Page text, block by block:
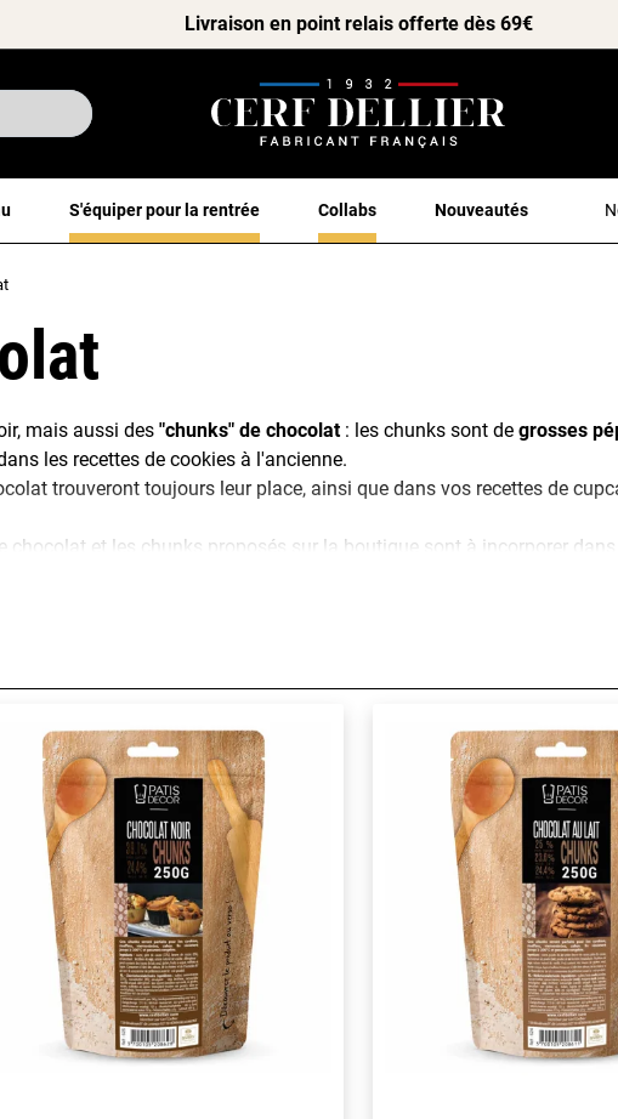
Livraison en point relais offerte dès 69€
S'équiper pour la rentrée Collabs Nouveautés
mais aussi des "chunks" de chocolat: les chunks sont de grosses
les recettes de cookies à l'ancienne.
trouveront toujours leur place, ainsi que dans vos recettes de
chocolat et les chunks proposés sur la boutique sont à incorporer
pas.